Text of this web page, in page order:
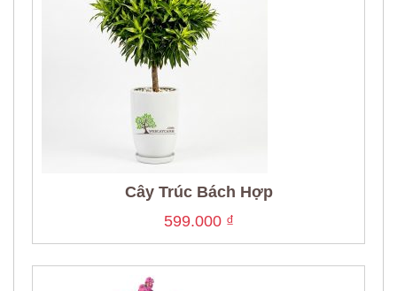
Cây Trúc Bách Hợp
599.000 ₫